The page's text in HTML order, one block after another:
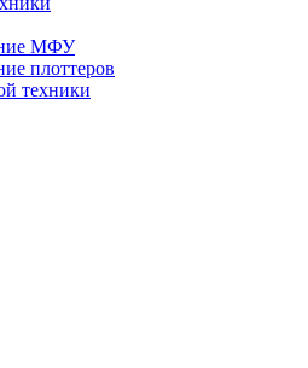
МФУ
плоттеров
техники